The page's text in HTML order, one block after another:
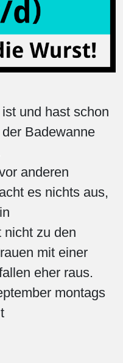
und hast schon
Badewanne
anderen
es nichts aus,
nicht zu den
mit einer
eher raus.
montags